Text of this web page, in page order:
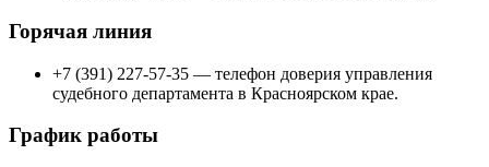
Горячая линия
+7 (391) 227-57-35 — телефон доверия управления
судебного департамента в Красноярском крае.
График работы